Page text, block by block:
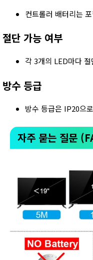
컨트롤러 배터리는
절단 가능 여부
각 3개의 LED마다
방수 등급
방수 등급은 IP20으
자주 묻는 질문